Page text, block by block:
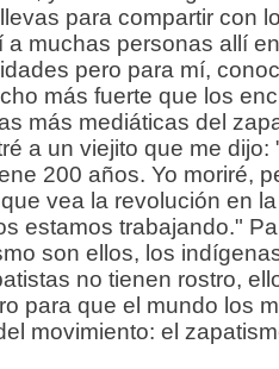
para compartir con
a muchas personas allí
pero para mí,
más fuerte que los
más mediáticas del
a un viejito que me dijo:
200 años. Yo moriré,
vea la revolución en
estamos trabajando."
son ellos, los
no tienen rostro,
para que el mundo los
movimiento: el